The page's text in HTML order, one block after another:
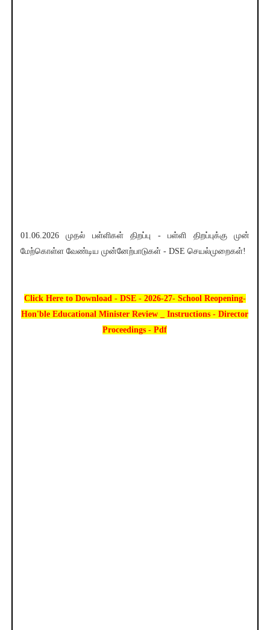
01.06.2026 முதல் பள்ளிகள் திறப்பு - பள்ளி திறப்புக்கு முன்
மேற்கொள்ள வேண்டிய முன்னேற்பாடுகள் - DSE செயல்முறைகள்!
Click Here to Download - DSE - 2026-27- School Reopening-
Hon'ble Educational Minister Review _ Instructions - Director
Proceedings - Pdf